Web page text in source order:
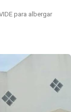
para albergar